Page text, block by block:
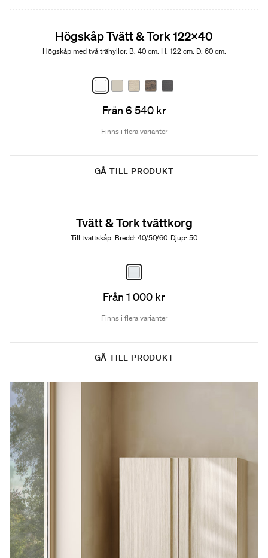
Högskåp Tvätt & Tork 122x40
Högskåp med två trähyllor. B: 40 cm. H: 122 cm. D: 60 cm.
Från 6 540 kr
Finns i flera varianter
GÅ TILL PRODUKT
Tvätt & Tork tvättkorg
Till tvättskåp. Bredd: 40/50/60. Djup: 50
Från 1 000 kr
Finns i flera varianter
GÅ TILL PRODUKT